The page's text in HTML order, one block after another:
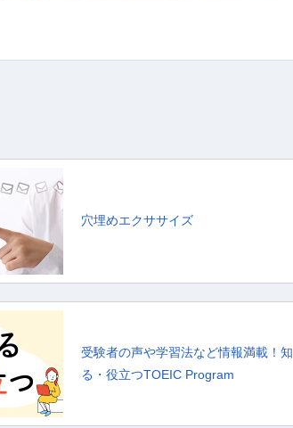
穴埋めエクササイズ
受験者の声や学習法など情報満載！知
る・役立つTOEIC Program